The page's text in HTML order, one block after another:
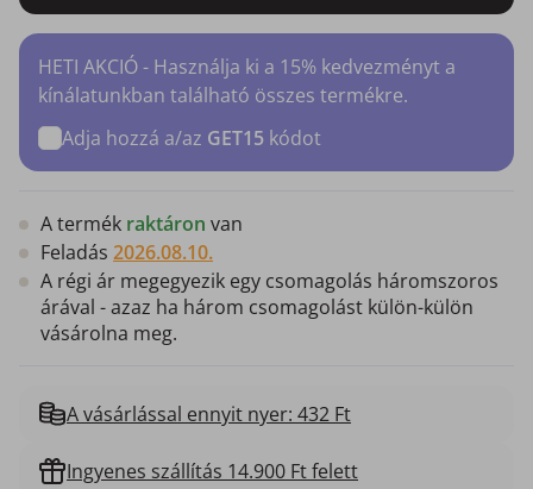
HETI AKCIÓ - Használja ki a 15% kedvezményt a
kínálatunkban található összes termékre.
Adja hozzá a/az GET15 kódot
A termék raktáron van
Feladás 2026.08.10.
A régi ár megegyezik egy csomagolás háromszoros
árával - azaz ha három csomagolást külön-külön
vásárolna meg.
A vásárlással ennyit nyer: 432 Ft
Ingyenes szállítás 14.900 Ft felett